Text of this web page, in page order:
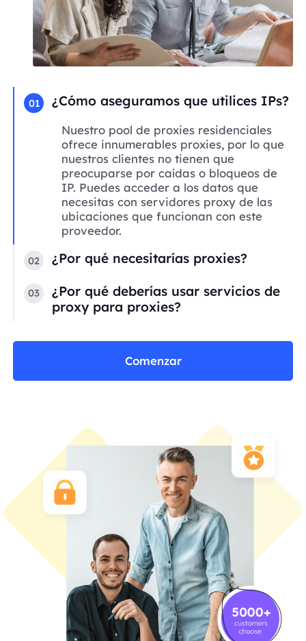
01 ¿Cómo aseguramos que utilices IPs?
Nuestro pool de proxies residenciales
ofrece innumerables proxies, por lo que
nuestros clientes no tienen que
preocuparse por caídas o bloqueos de
IP. Puedes acceder a los datos que
necesitas con servidores proxy de las
ubicaciones que funcionan con este
proveedor.
02 ¿Por qué necesitarías proxies?
03
¿Por qué deberías usar servicios de
proxy para proxies?
Comenzar